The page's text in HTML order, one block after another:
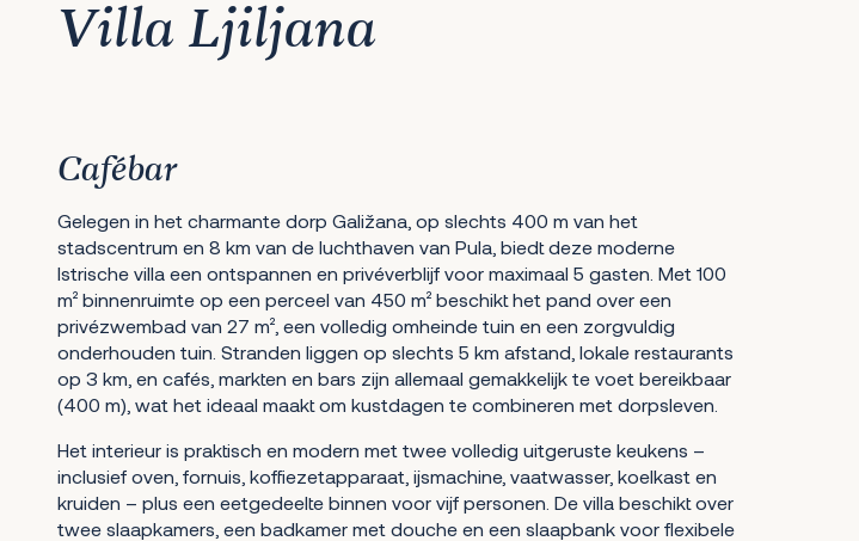
Villa Ljiljana
Cafébar
Gelegen in het charmante dorp Galižana, op slechts 400 m van het
stadscentrum en 8 km van de luchthaven van Pula, biedt deze moderne
Istrische villa een ontspannen en privéverblijf voor maximaal 5 gasten. Met 100
m² binnenruimte op een perceel van 450 m² beschikt het pand over een
privézwembad van 27 m², een volledig omheinde tuin en een zorgvuldig
onderhouden tuin. Stranden liggen op slechts 5 km afstand, lokale restaurants
op 3 km, en cafés, markten en bars zijn allemaal gemakkelijk te voet bereikbaar
(400 m), wat het ideaal maakt om kustdagen te combineren met dorpsleven.
Het interieur is praktisch en modern met twee volledig uitgeruste keukens –
inclusief oven, fornuis, koffiezetapparaat, ijsmachine, vaatwasser, koelkast en
kruiden – plus een eetgedeelte binnen voor vijf personen. De villa beschikt over
twee slaapkamers, een badkamer met douche en een slaapbank voor flexibele